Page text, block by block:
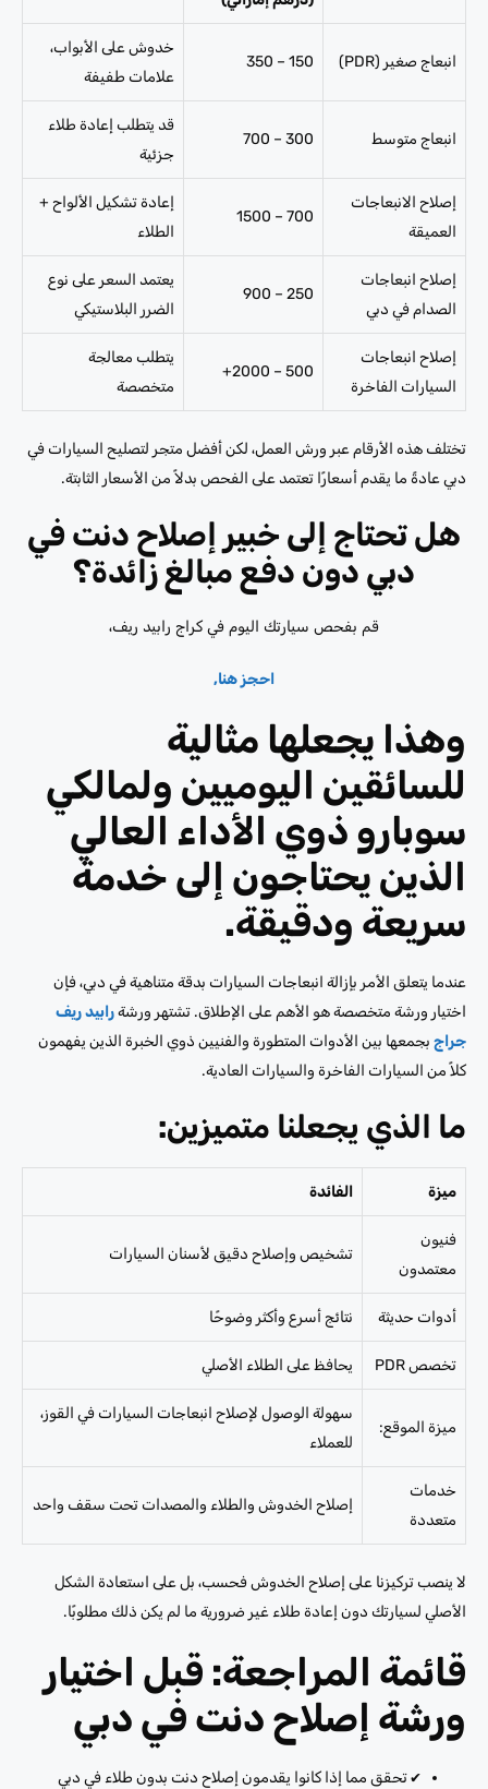
انبعاج صغير (PDR) 150 – 350
خدوش على الأبواب،
علامات طفيفة
انبعاج متوسط 300 – 700
قد يتطلب إعادة طلاء
جزئية
إصلاح الانبعاجات
العميقة
700 – 1500
إعادة تشكيل الألواح +
الطلاء
إصلاح انبعاجات
الصدام في دبي
250 – 900
يعتمد السعر على نوع
الضرر البلاستيكي
إصلاح انبعاجات
السيارات الفاخرة
500 – 2000+
يتطلب معالجة
متخصصة
تختلف هذه الأرقام عبر ورش العمل، لكن أفضل متجر لتصليح السيارات في
دبي عادةً ما يقدم أسعارًا تعتمد على الفحص بدلاً من الأسعار الثابتة.
هل تحتاج إلى خبير إصلاح دنت في
دبي دون دفع مبالغ زائدة؟
قم بفحص سيارتك اليوم في كراج رابيد ريف،
احجز هنا,
وهذا يجعلها مثالية
للسائقين اليوميين ولمالكي
سوبارو ذوي الأداء العالي
الذين يحتاجون إلى خدمة
سريعة ودقيقة.
عندما يتعلق الأمر بإزالة انبعاجات السيارات بدقة متناهية في دبي، فإن
اختيار ورشة متخصصة هو الأهم على الإطلاق. تشتهر ورشةرابيد ريف
جراج بجمعها بين الأدوات المتطورة والفنيين ذوي الخبرة الذين يفهمون
كلاً من السيارات الفاخرة والسيارات العادية.
ما الذي يجعلنا متميزين:
ميزة الفائدة
فنيون
معتمدون
تشخيص وإصلاح دقيق لأسنان السيارات
أدوات حديثة نتائج أسرع وأكثر وضوحًا
تخصص PDR يحافظ على الطلاء الأصلي
ميزة الموقع:
سهولة الوصول لإصلاح انبعاجات السيارات في القوز،
للعملاء
خدمات
متعددة
إصلاح الخدوش والطلاء والمصدات تحت سقف واحد
لا ينصب تركيزنا على إصلاح الخدوش فحسب، بل على استعادة الشكل
الأصلي لسيارتك دون إعادة طلاء غير ضرورية ما لم يكن ذلك مطلوبًا.
قائمة المراجعة: قبل اختيار
ورشة إصلاح دنت في دبي
✔️تحقق مما إذا كانوا يقدمون إصلاح دنت بدون طلاء في دبي